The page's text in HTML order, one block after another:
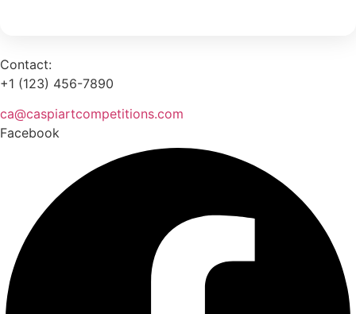
Contact:
+1 (123) 456-7890
ca@caspiartcompetitions.com
Facebook